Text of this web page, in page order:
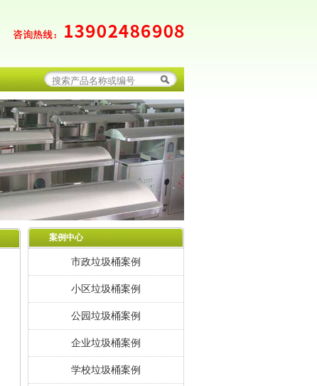
案例中心
市政垃圾桶案例
小区垃圾桶案例
公园垃圾桶案例
企业垃圾桶案例
学校垃圾桶案例